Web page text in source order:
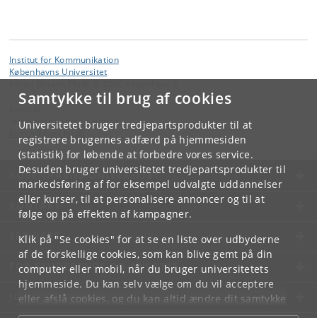
Samtykke til brug af cookies
Universitetet bruger tredjepartsprodukter til at
registrere brugernes adfærd på hjemmesiden
(statistik) for løbende at forbedre vores service.
Desuden bruger universitetet tredjepartsprodukter til
markedsføring af for eksempel udvalgte uddannelser
eller kurser, til at personalisere annoncer og til at
følge op på effekten af kampagner.
Klik på "Se cookies" for at se en liste over udbyderne
af de forskellige cookies, som kan blive gemt på din
computer eller mobil, når du bruger universitetets
hjemmeside. Du kan selv vælge om du vil acceptere
eller afslå cookies, og du kan altid ændre dit samtykke
underCookie- og privatlivspolitiksom du finder i
Institut for Kommunikation
Københavns Universitet
Institut for Kommunikation
KØBENHAVNS UNIVERSITET
KONTAKT
SERVICES
FOR STUDERENDE OG ANSATTE
JOB OG KARRIERE